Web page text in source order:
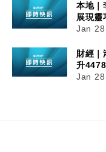
本地｜
展現靈
Jan
財經
升
Jan